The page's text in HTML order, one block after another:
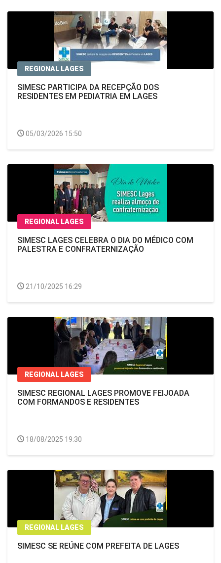
REGIONAL LAGES
SIMESC PARTICIPA DA RECEPÇÃO DOS
RESIDENTES EM PEDIATRIA EM LAGES
05/03/2026 15:50
REGIONAL LAGES
SIMESC LAGES CELEBRA O DIA DO MÉDICO COM
PALESTRA E CONFRATERNIZAÇÃO
21/10/2025 16:29
REGIONAL LAGES
SIMESC REGIONAL LAGES PROMOVE FEIJOADA
COM FORMANDOS E RESIDENTES
18/08/2025 19:30
REGIONAL LAGES
SIMESC SE REÚNE COM PREFEITA DE LAGES